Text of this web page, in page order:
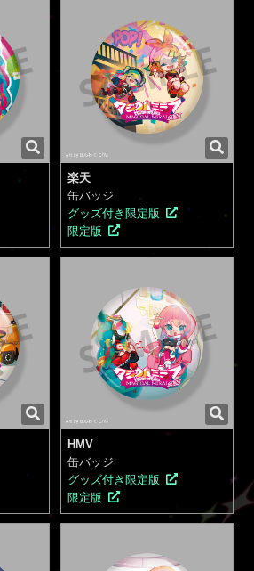
楽天
缶バッジ
グッズ付き限定版
限定版
HMV
缶バッジ
グッズ付き限定版
限定版